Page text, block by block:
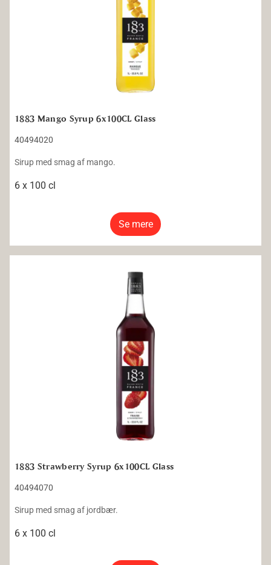
1883 Mango Syrup 6x100CL Glass
40494020
Sirup med smag af mango.
6 x 100 cl
Se mere
1883 Strawberry Syrup 6x100CL Glass
40494070
Sirup med smag af jordbær.
6 x 100 cl